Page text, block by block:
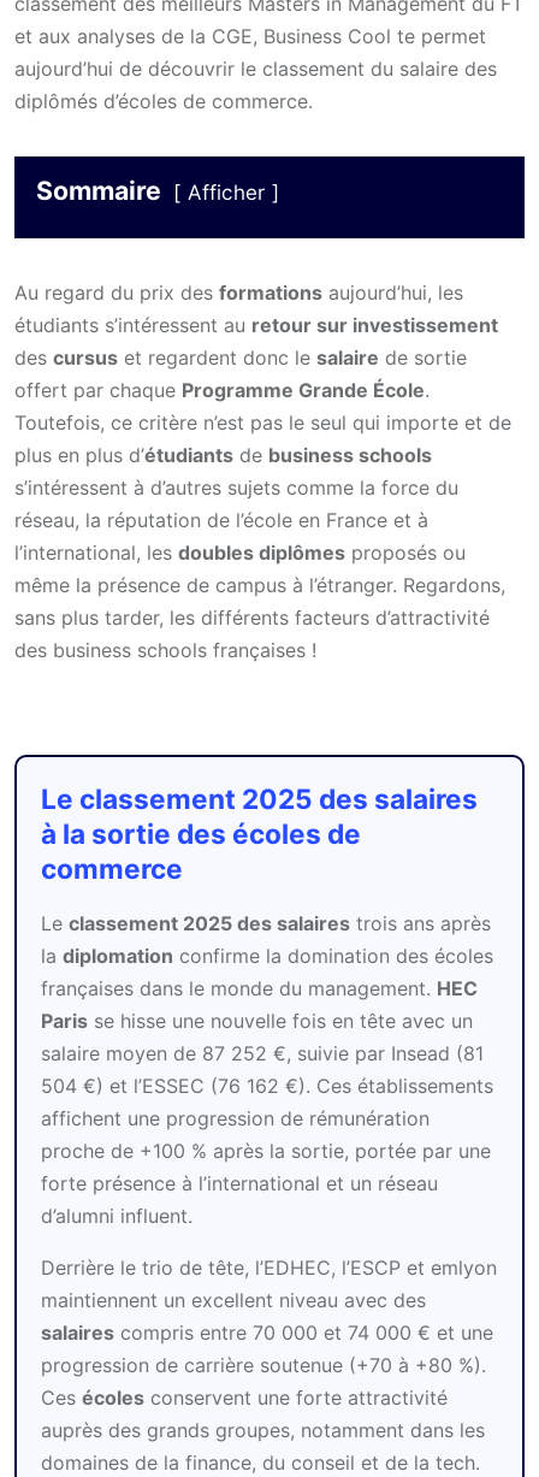
et aux analyses de la CGE, Business Cool te permet
aujourd’hui de découvrir le classement du salaire des
diplômés d’écoles de commerce.
Sommaire Afficher
Au regard du prix des formations aujourd’hui, les
étudiants s’intéressent au retour sur investissement
des cursus et regardent donc le salaire de sortie
offert par chaque Programme Grande École.
Toutefois, ce critère n’est pas le seul qui importe et de
plus en plus d’étudiants de business schools
s’intéressent à d’autres sujets comme la force du
réseau, la réputation de l’école en France et à
l’international, les doubles diplômes proposés ou
même la présence de campus à l’étranger. Regardons,
sans plus tarder, les différents facteurs d’attractivité
des business schools françaises !
Le classement 2025 des salaires
à la sortie des écoles de
commerce
Le classement 2025 des salaires trois ans après
la diplomation confirme la domination des écoles
françaises dans le monde du management. HEC
Paris se hisse une nouvelle fois en tête avec un
salaire moyen de 87 252 €, suivie par Insead (81
504 €) et l’ESSEC (76 162 €). Ces établissements
affichent une progression de rémunération
proche de +100 % après la sortie, portée par une
forte présence à l’international et un réseau
d’alumni influent.
Derrière le trio de tête, l’EDHEC, l’ESCP et emlyon
maintiennent un excellent niveau avec des
salaires compris entre 70 000 et 74 000 € et une
progression de carrière soutenue (+70 à +80 %).
Ces écoles conservent une forte attractivité
auprès des grands groupes, notamment dans les
domaines de la finance, du conseil et de la tech.